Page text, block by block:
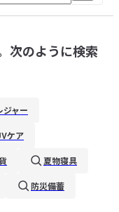
次のように検索
ジャー
ケア
夏物寝具
防災備蓄